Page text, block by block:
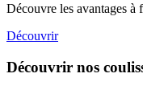
Découvre les avantages à
Découvrir
Découvrir nos